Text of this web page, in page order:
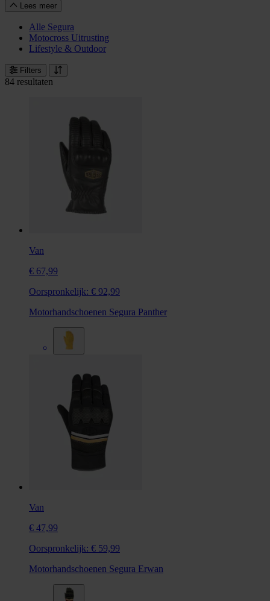
Lees meer
Alle Segura
Motocross Uitrusting
Lifestyle & Outdoor
Filters
84 resultaten
Van
€ 67,99
Oorspronkelijk: € 92,99
Motorhandschoenen Segura Panther
Van
€ 47,99
Oorspronkelijk: € 59,99
Motorhandschoenen Segura Erwan